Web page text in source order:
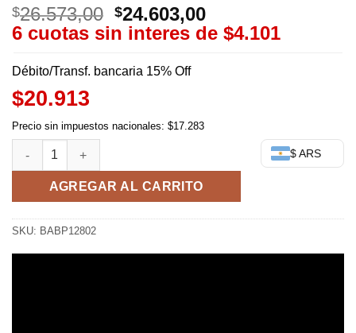
$26.573,00 El
precio
era:
$24.603,00
precio
6 cuotas sin interes de $4.101
Débito/Transf. bancaria 15% Off
$20.913
Precio sin impuestos nacionales: $17.283
$ ARS
Megumi Fushiguro chibi - Q posket Petit - Jujutsu Kaisen
AGREGAR AL CARRITO
SKU: BABP12802